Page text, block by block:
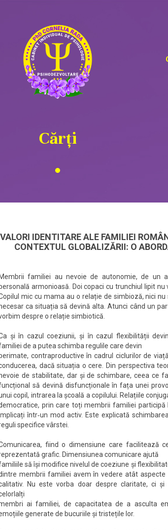
Cărți
VALORI IDENTITARE ALE FAMILIEI
CONTEXTUL GLOBALIZĂRII: O
Membrii familiei au nevoie de autonomie, de un
armonioasă. Doi copaci cu trunchiul lipit nu
mic cu mama au o relație de simbioză, nici
ca situația să devină alta. Atunci când un
despre o relație simbiotică.
şi în cazul coeziunii, şi în cazul flexibilității
de a putea schimba regulile care devin
contraproductive în cadrul ciclurilor de
dacă situația o cere. Din perspectiva
de stabilitate, dar şi de schimbare, ceea ce
să devină disfuncționale în fața unei
copil, intrarea la şcoală a copilului. Relațiile
prin care toți membrii familiei participă
într‐un mod activ. Este explicată
specifice vârstei.
fiind o dimensiune care facilitează
grafic. Dimensiunea comunicare ajută
să îşi modifice nivelul de coeziune şi
membrii familiei avem în vedere atât
Nu este vorba doar despre claritate, ci
ai familiei, de capacitatea de a asculta
generate de bucuriile şi tristețile lor.